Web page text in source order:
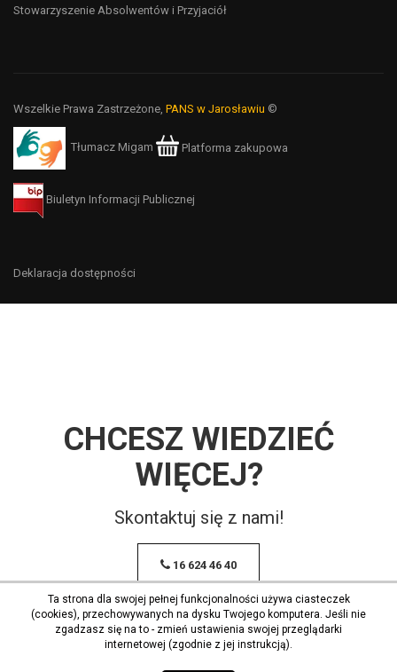
Stowarzyszenie Absolwentów i Przyjaciół
Wszelkie Prawa Zastrzeżone, PANS w Jarosławiu ©
Tłumacz Migam Platforma zakupowa
Biuletyn Informacji Publicznej
Deklaracja dostępności
CHCESZ WIEDZIEĆ
WIĘCEJ?
Skontaktuj się z nami!
16 624 46 40
Ta strona dla swojej pełnej funkcjonalności używa ciasteczek
(cookies), przechowywanych na dysku Twojego komputera. Jeśli nie
zgadzasz się na to - zmień ustawienia swojej przeglądarki
internetowej (zgodnie z jej instrukcją).